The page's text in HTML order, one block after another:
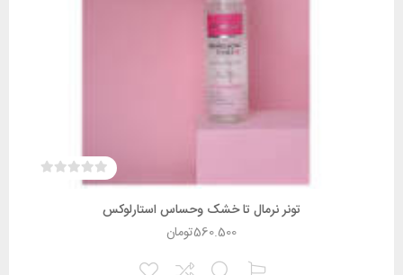
تونر نرمال تا خشک وحساس استارلوکس
تومان560.500